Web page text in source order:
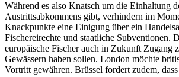
Während es also Knatsch um die Einhaltung
Austrittsabkommens gibt, verhindern im
Knackpunkte eine Einigung über ein
Fischereirechte und staatliche Subventionen.
europäische Fischer auch in Zukunft Zugang
Gewässern haben sollen. London möchte
Vortritt gewähren. Brüssel fordert zudem,